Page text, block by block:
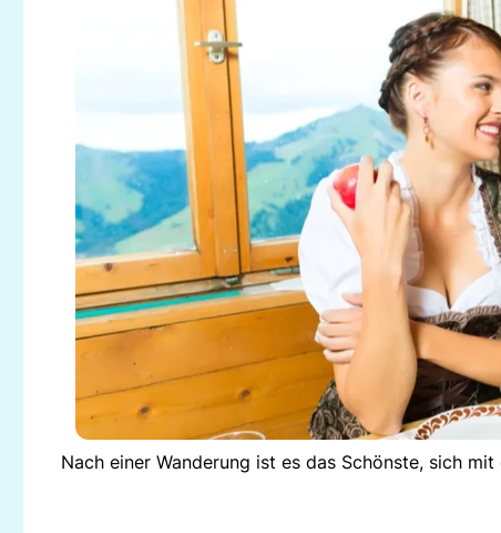
Nach einer Wanderung ist es das Schönste, sich